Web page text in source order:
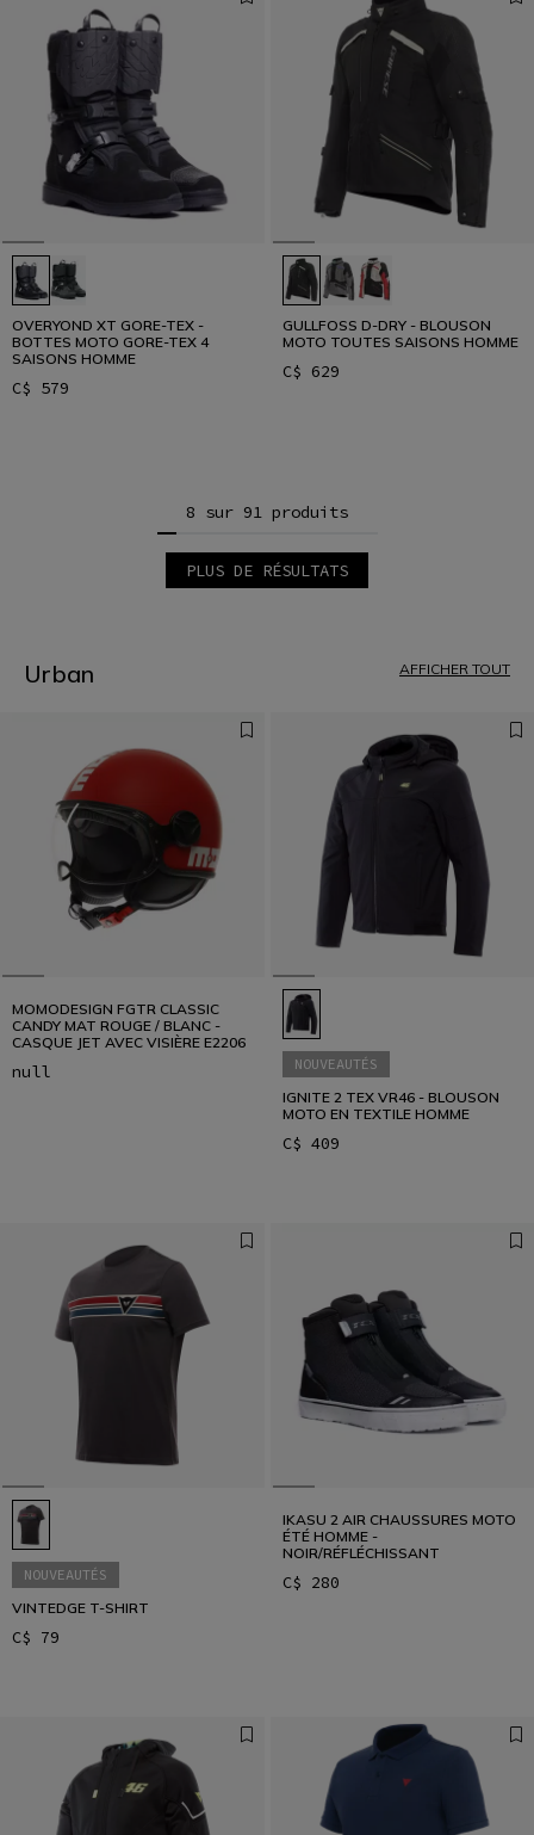
OVERYOND XT GORE-TEX -
BOTTES MOTO GORE-TEX 4
SAISONS HOMME
C$ 579
GULLFOSS D-DRY - BLOUSON
MOTO TOUTES SAISONS HOMME
C$ 629
8 sur 91 produits
PLUS DE RÉSULTATS
6
12
Urban AFFICHER TOUT
MOMODESIGN FGTR CLASSIC
CANDY MAT ROUGE / BLANC -
CASQUE JET AVEC VISIÈRE E2206
null
NOUVEAUTÉS
IGNITE 2 TEX VR46 - BLOUSON
MOTO EN TEXTILE HOMME
C$ 409
NOUVEAUTÉS
VINTEDGE T-SHIRT
C$ 79
IKASU 2 AIR CHAUSSURES MOTO
ÉTÉ HOMME -
NOIR/RÉFLÉCHISSANT
C$ 280